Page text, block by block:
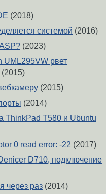
(2018)
системой (2016)
(2023)
рвет
(2015)
(2015)
(2014)
ThinkPad T580 и Ubuntu
0 read error: -22 (2017)
D710, подключение
через раз (2014)